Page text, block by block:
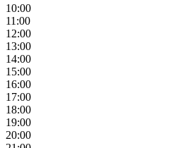
10:00
11:00
12:00
13:00
14:00
15:00
16:00
17:00
18:00
19:00
20:00